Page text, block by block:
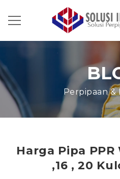
Perpipaan
Harga Pipa PPR
,16 , 20